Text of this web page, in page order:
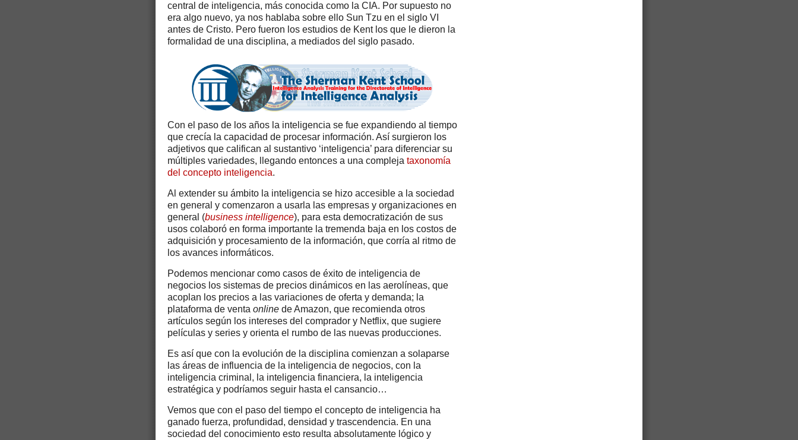
central de inteligencia, más conocida como la CIA. Por supuesto no
era algo nuevo, ya nos hablaba sobre ello Sun Tzu en el siglo VI
antes de Cristo. Pero fueron los estudios de Kent los que le dieron la
formalidad de una disciplina, a mediados del siglo pasado.
Con el paso de los años la inteligencia se fue expandiendo al tiempo
que crecía la capacidad de procesar información. Así surgieron los
adjetivos que califican al sustantivo ‘inteligencia’ para diferenciar su
múltiples variedades, llegando entonces a una compleja taxonomía
del concepto inteligencia.
Al extender su ámbito la inteligencia se hizo accesible a la sociedad
en general y comenzaron a usarla las empresas y organizaciones en
general (business intelligence), para esta democratización de sus
usos colaboró en forma importante la tremenda baja en los costos de
adquisición y procesamiento de la información, que corría al ritmo de
los avances informáticos.
Podemos mencionar como casos de éxito de inteligencia de
negocios los sistemas de precios dinámicos en las aerolíneas, que
acoplan los precios a las variaciones de oferta y demanda; la
plataforma de venta online de Amazon, que recomienda otros
artículos según los intereses del comprador y Netflix, que sugiere
películas y series y orienta el rumbo de las nuevas producciones.
Es así que con la evolución de la disciplina comienzan a solaparse
las áreas de influencia de la inteligencia de negocios, con la
inteligencia criminal, la inteligencia financiera, la inteligencia
estratégica y podríamos seguir hasta el cansancio…
Vemos que con el paso del tiempo el concepto de inteligencia ha
ganado fuerza, profundidad, densidad y trascendencia. En una
sociedad del conocimiento esto resulta absolutamente lógico y